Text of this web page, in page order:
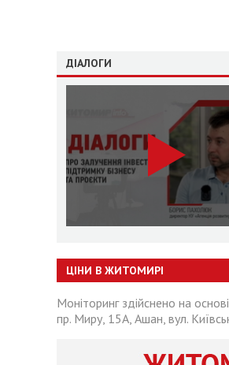
ДІАЛОГИ
ЦІНИ В ЖИТОМИРІ
Моніторинг здійснено на
пр. Миру, 15А, Ашан, вул.